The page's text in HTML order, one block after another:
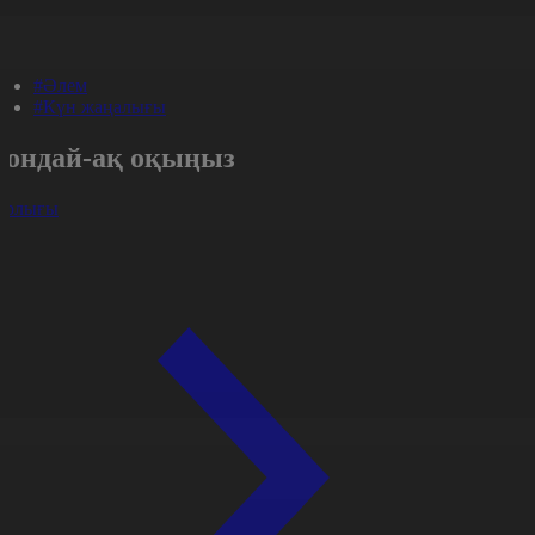
#Әлем
#Күн жаңалығы
ақ оқыңыз